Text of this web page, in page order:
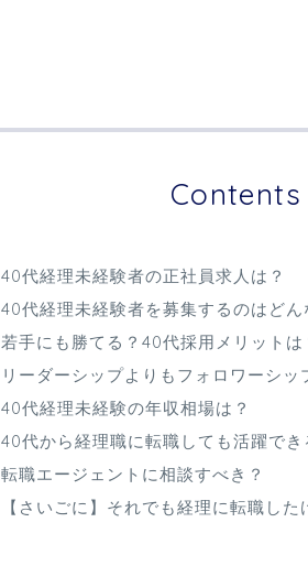
Contents
40代経理未経験者の正社員求人は？
40代経理未経験者を募集するのはどん
若手にも勝てる？40代採用メリットは
リーダーシップよりもフォロワーシッ
40代経理未経験の年収相場は？
40代から経理職に転職しても活躍でき
転職エージェントに相談すべき？
【さいごに】それでも経理に転職した